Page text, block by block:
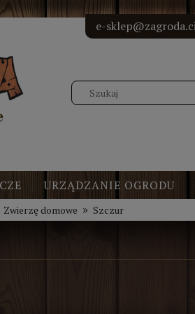
e-
URZĄDZANIE OGRODU
Zwierzę domowe » Szczur
<!--
<!--
<!--
<!--